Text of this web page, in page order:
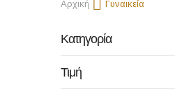
Αρχική Γυναικεία
Κατηγορία
Τιμή